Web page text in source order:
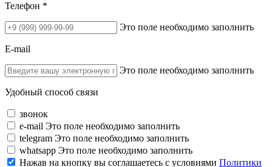
Телефон *
Это поле необходимо заполнить
E-mail
Это поле необходимо заполнить
Удобный способ связи
звонок
e-mail Это поле необходимо заполнить
telegram Это поле необходимо заполнить
whatsapp Это поле необходимо заполнить
Нажав на кнопку вы соглашаетесь с условиями Политики